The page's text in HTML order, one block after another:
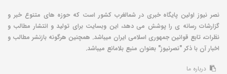
نصر نیوز اولین پایگاه خبری در شمالغرب کشور است که حوزه های متنوع خبر و
گزارشات رسانه ی را پوشش می دهد، این وبسایت برای تولید و انتشار مطالب و
نظرات، تابع قوانین جمهوری اسلامی ایران میباشد. همچنین هرگونه بازنشر مطالب و
اخبار آن با ذکر "نصرنیوز" بعنوان منبع بلامانع میباشد.
درباره ما